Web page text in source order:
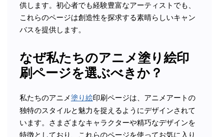
供します。初心者でも経験豊富なアーティストでも、
これらのページは創造性を探求する素晴らしいキャン
バスを提供します。
なぜ私たちのアニメ塗り絵印
刷ページを選ぶべきか？
私たちのアニメ塗り絵印刷ページは、アニメアートの
独特のスタイルと魅力を捉えるようにデザインされて
います。さまざまなキャラクターや精巧なデザインを
特徴としており、これらのページを使ってお気に入り